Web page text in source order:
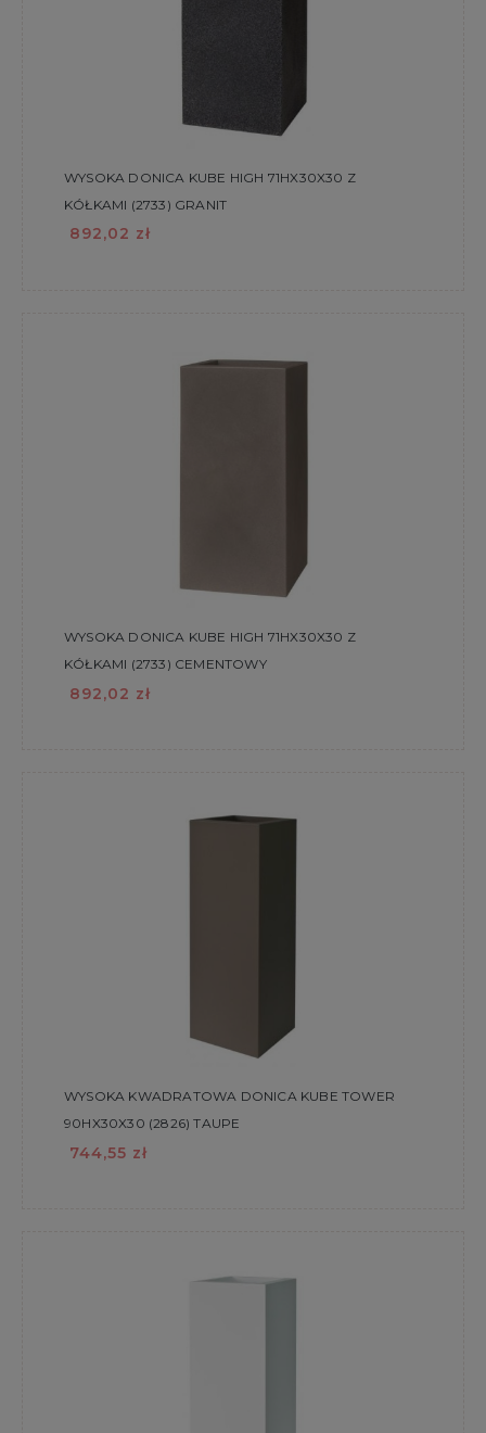
WYSOKA DONICA KUBE HIGH 71HX30X30 Z
KÓŁKAMI (2733) GRANIT
892,02 zł
WYSOKA DONICA KUBE HIGH 71HX30X30 Z
KÓŁKAMI (2733) CEMENTOWY
892,02 zł
WYSOKA KWADRATOWA DONICA KUBE TOWER
90HX30X30 (2826) TAUPE
744,55 zł